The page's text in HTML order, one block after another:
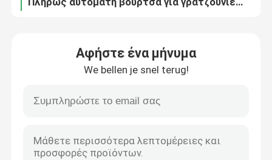
Βιομηχανική λωρίδα βούρτσας
Βιομηχανικές βούρτσες κυλίνδρων
Προσαρμοσμένη Βιομηχανική κυλινδρική βούρτσα Φρούτα λαχανικά Καθαρισμός ζώνης πατάτας
Αφήστε ένα μήνυμα
We bellen je snel terug!